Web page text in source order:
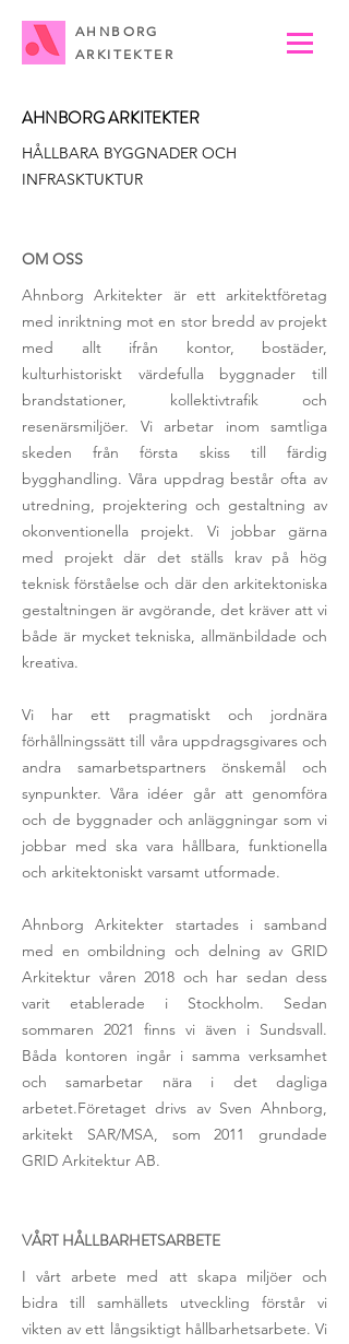
AHNBORG
ARKITEKTER
AHNBORG ARKITEKTER
HÅLLBARA BYGGNADER OCH
INFRASKTUKTUR
OM OSS
Ahnborg Arkitekter är ett arkitektföretag
med inriktning mot en stor bredd av projekt
med allt ifrån kontor, bostäder,
kulturhistoriskt värdefulla byggnader till
brandstationer, kollektivtrafik och
resenärsmiljöer. Vi arbetar inom samtliga
skeden från första skiss till färdig
bygghandling. Våra uppdrag består ofta av
utredning, projektering och gestaltning av
okonventionella projekt. Vi jobbar gärna
med projekt där det ställs krav på hög
teknisk förståelse och där den arkitektoniska
gestaltningen är avgörande, det kräver att vi
både är mycket tekniska, allmänbildade och
kreativa.
Vi har ett pragmatiskt och jordnära
förhållningssätt till våra uppdragsgivares och
andra samarbetspartners önskemål och
synpunkter. Våra idéer går att genomföra
och de byggnader och anläggningar som vi
jobbar med ska vara hållbara, funktionella
och arkitektoniskt varsamt utformade.
Ahnborg Arkitekter startades i samband
med en ombildning och delning av GRID
Arkitektur våren 2018 och har sedan dess
varit etablerade i Stockholm. Sedan
sommaren 2021 finns vi även i Sundsvall.
Båda kontoren ingår i samma verksamhet
och samarbetar nära i det dagliga
arbetet.Företaget drivs av Sven Ahnborg,
arkitekt SAR/MSA, som 2011 grundade
GRID Arkitektur AB.
VÅRT HÅLLBARHETSARBETE
I vårt arbete med att skapa miljöer och
bidra till samhällets utveckling förstår vi
vikten av ett långsiktigt hållbarhetsarbete. Vi